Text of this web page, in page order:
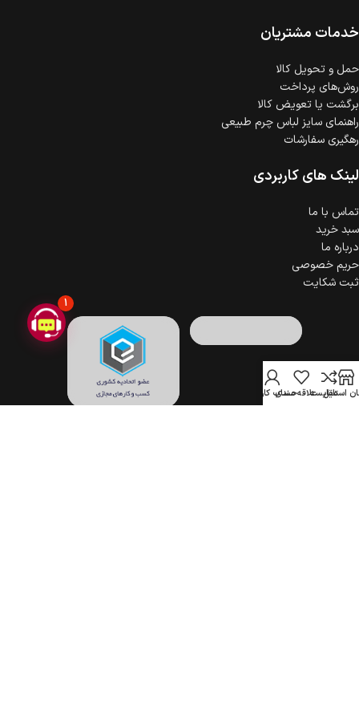
خدمات مشتریان
حمل‌ و تحویل کالا
روش‌های پرداخت
برگشت یا تعویض کالا
راهنمای سایز لباس چرم طبیعی
رهگیری سفارشات
لینک های کاربردی
تماس با ما
سبد خرید
درباره ما
حریم خصوصی
ثبت شکایت
استایلمقایسهعلاقه مندی
حساب کاربری
1